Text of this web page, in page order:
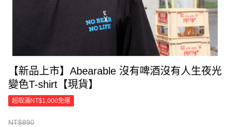
【新品上市】Abearable 沒有啤酒沒有人生夜光
變色T-shirt【現貨】
超取滿NT$1,000免運
NT$890